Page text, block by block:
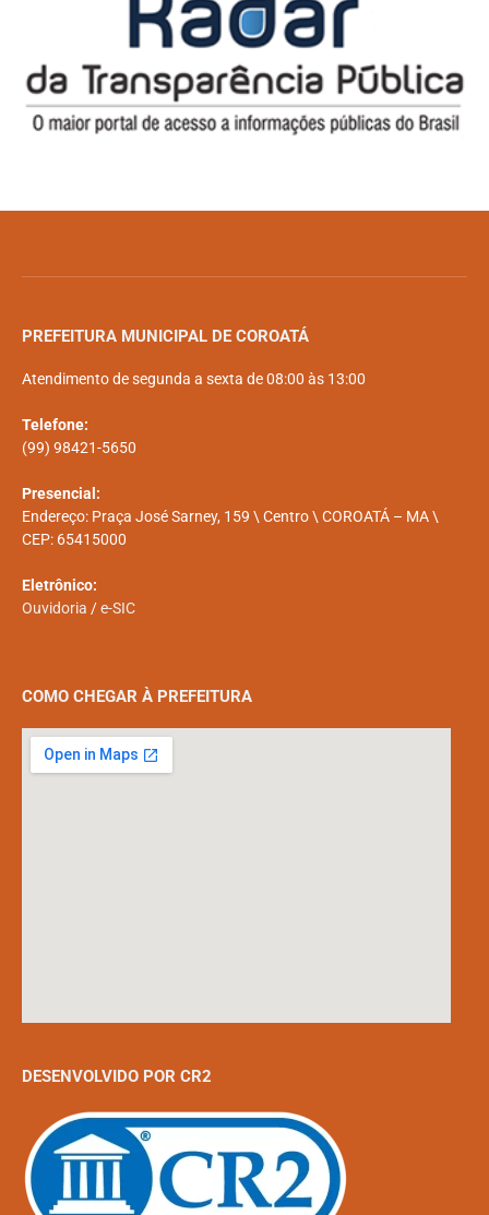
PREFEITURA MUNICIPAL DE COROATÁ
Atendimento de segunda a sexta de 08:00 às 13:00
Telefone:
(99) 98421-5650
Presencial:
Endereço: Praça José Sarney, 159 \ Centro \ COROATÁ – MA \
CEP: 65415000
Eletrônico:
Ouvidoria /e-SIC
COMO CHEGAR À PREFEITURA
DESENVOLVIDO POR CR2